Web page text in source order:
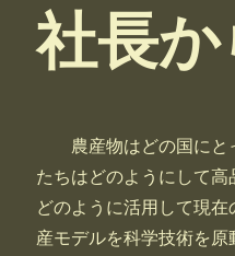
社長
農産物はどの国にと
たちはどのようにして
どのように活用して現
産モデルを科学技術を